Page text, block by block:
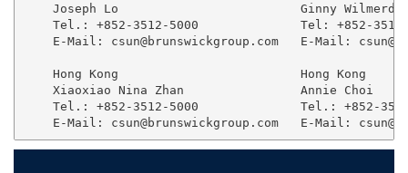
Joseph Lo                         Ginny
Tel.: +852-3512-5000              Tel: +852-
    E-Mail:
csun@brunswickgroup.com
   E-Mail:
    Hong Kong                         Hong Kong
    Xiaoxiao Nina Zhan                Annie Choi
Tel.: +852-3512-5000              Tel.: +852-
    E-Mail:
csun@brunswickgroup.com
   E-Mail: